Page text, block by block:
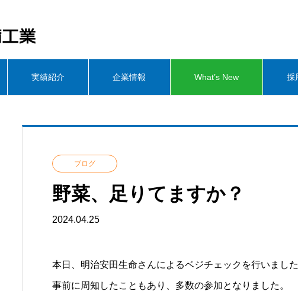
実績紹介 企業情報 What’s New 採
ブログ
野菜、足りてますか？
2024.04.25
本日、明治安田生命さんによるベジチェックを行いまし
事前に周知したこともあり、多数の参加となりました。